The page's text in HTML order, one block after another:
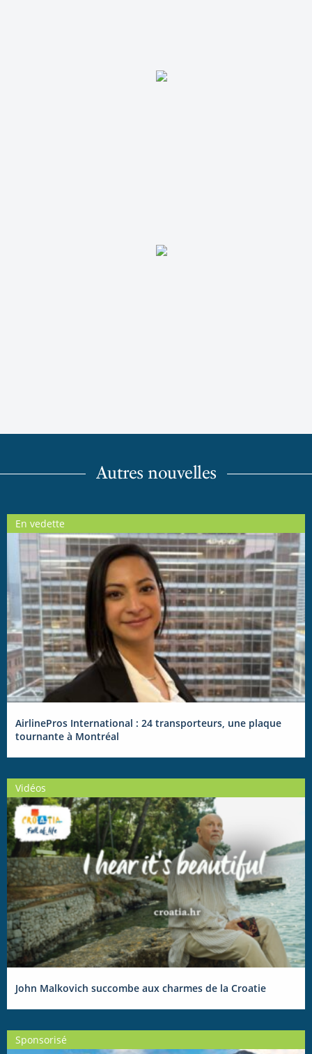
Autres nouvelles
En vedette
AirlinePros International : 24 transporteurs, une plaque
tournante à Montréal
Vidéos
John Malkovich succombe aux charmes de la Croatie
Sponsorisé